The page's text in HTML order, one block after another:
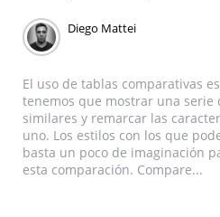
Diego Mattei
El uso de tablas comparativas
tenemos que mostrar una serie
similares y remarcar las
uno. Los estilos con los que
basta un poco de imaginación
esta comparación. Compare...